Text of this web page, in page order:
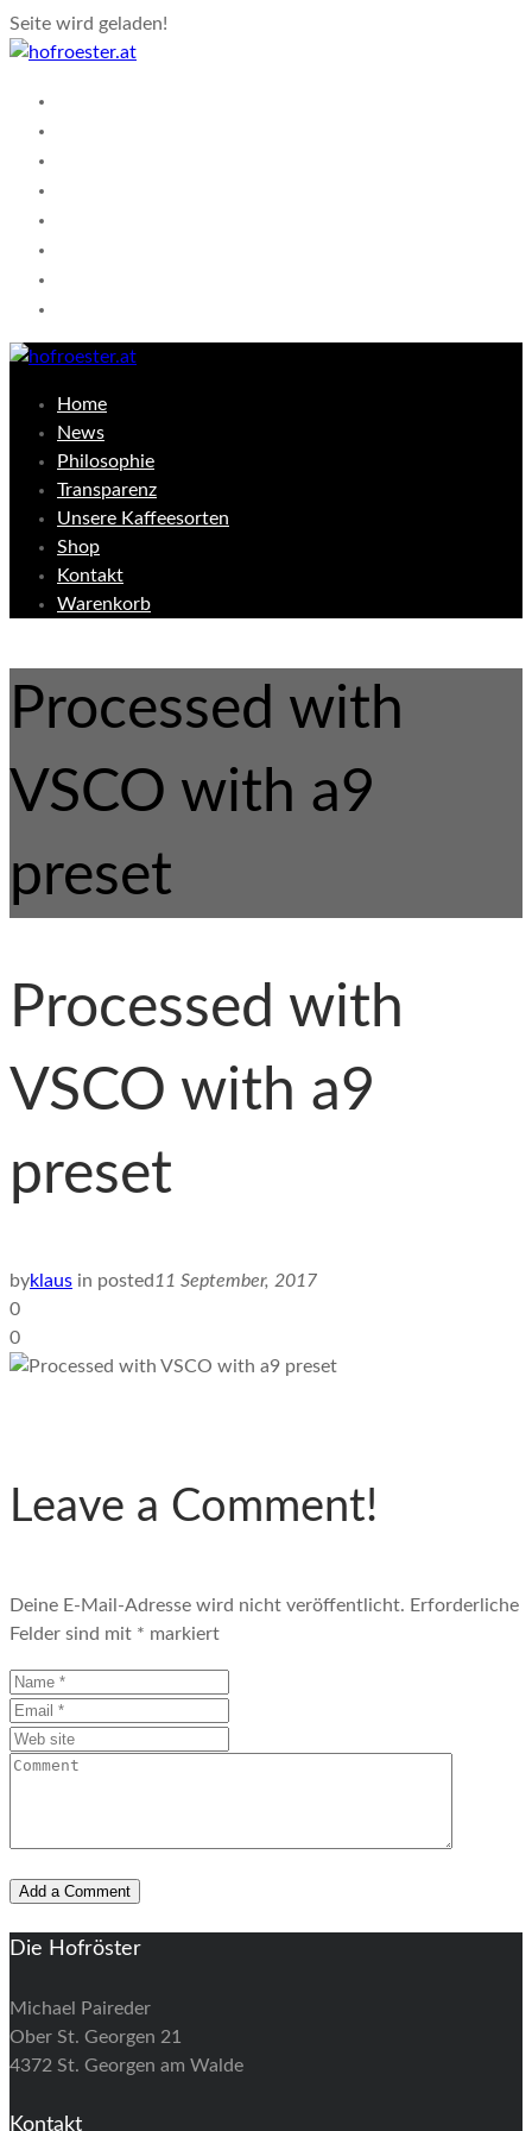
Seite wird geladen!
Home
News
Philosophie
Transparenz
Unsere Kaffeesorten
Shop
Kontakt
Warenkorb
Processed with
VSCO with a9
preset
Processed with
VSCO with a9
preset
byklaus in posted11 September, 2017
0
0
Leave a Comment!
Deine E-Mail-Adresse wird nicht veröffentlicht. Erforderliche
Felder sind mit * markiert
Die Hofröster
Michael Paireder
Ober St. Georgen 21
4372 St. Georgen am Walde
Kontakt